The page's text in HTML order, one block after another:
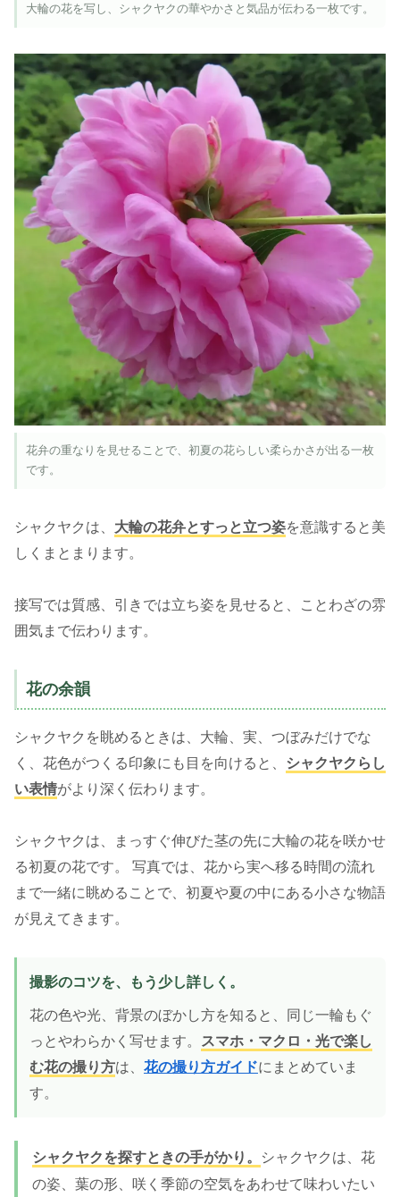
大輪の花を写し、シャクヤクの華やかさと気品が伝わる一枚です。
花弁の重なりを見せることで、初夏の花らしい柔らかさが出る一枚
です。
シャクヤクは、 大輪の花弁とすっと立つ姿を意識すると美
しくまとまります。
接写では質感、引きでは立ち姿を見せると、ことわざの雰
囲気まで伝わります。
花の余韻
シャクヤクを眺めるときは、大輪、実、つぼみだけでな
く、花色がつくる印象にも目を向けると、
シャクヤクらし
い表情がより深く伝わります。
シャクヤクは、まっすぐ伸びた茎の先に大輪の花を咲かせ
る初夏の花です。 写真では、花から実へ移る時間の流れ
まで一緒に眺めることで、初夏や夏の中にある小さな物語
が見えてきます。
撮影のコツを、もう少し詳しく。
花の色や光、背景のぼかし方を知ると、同じ一輪もぐ
っとやわらかく写せます。
スマホ・マクロ・光で楽し
む花の撮り方は、 花の撮り方ガイドにまとめていま
す。
シャクヤクを探すときの手がかり。
シャクヤクは、花
の姿、葉の形、咲く季節の空気をあわせて味わいたい